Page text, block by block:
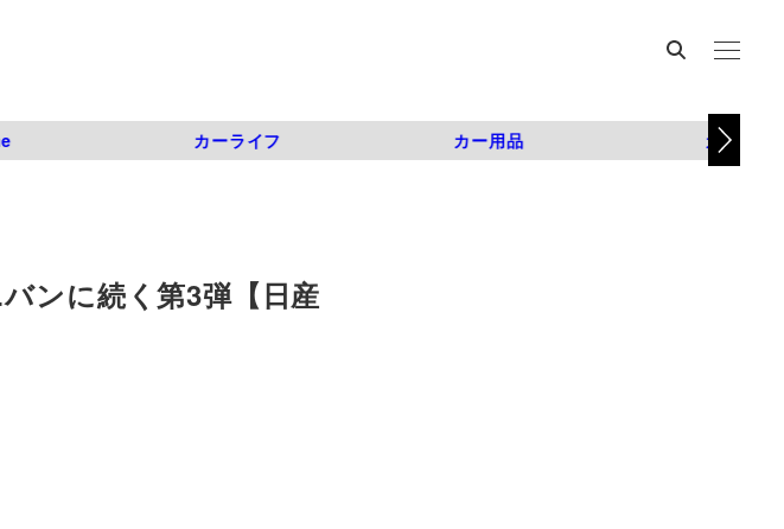
カーライフ カー用品 カスタム
ンに続く第3弾【日産